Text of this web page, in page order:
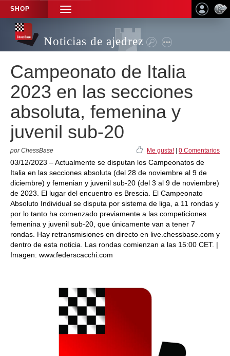
SHOP
TOGGLE
NAVIGATION
Noticias de ajedrez
Campeonato de Italia
2023 en las secciones
absoluta, femenina y
juvenil sub-20
por ChessBase Me gusta! 0 Comentarios
03/12/2023 – Actualmente se disputan los Campeonatos de
Italia en las secciones absoluta (del 28 de noviembre al 9 de
diciembre) y femenian y juvenil sub-20 (del 3 al 9 de noviembre)
de 2023. El lugar del encuentro es Brescia. El Campeonato
Absoluto Individual se disputa por sistema de liga, a 11 rondas y
por lo tanto ha comenzado previamente a las competiciones
femenina y juvenil sub-20, que únicamente van a tener 7
rondas. Hay retransmisiones en directo en live.chessbase.com y
dentro de esta noticia. Las rondas comienzan a las 15:00 CET. |
Imagen: www.federscacchi.com